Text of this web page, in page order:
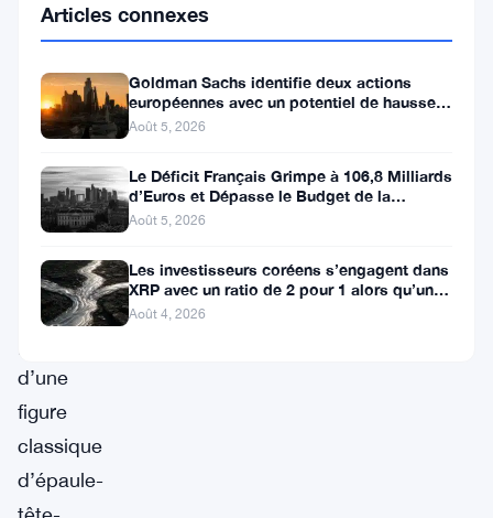
consolidation,
SUI
confirmé
une
cassure
haussière
d’une
figure
classique
d’épaule-
Articles connexes
Goldman Sachs identifie deux actions
européennes avec un potentiel de hausse
de plus de 100 %
Août 5, 2026
Le Déficit Français Grimpe à 106,8 Milliards
d’Euros et Dépasse le Budget de la
Défense
Août 5, 2026
Les investisseurs coréens s’engagent dans
XRP avec un ratio de 2 pour 1 alors qu’un
canal de 80 jours se
Août 4, 2026